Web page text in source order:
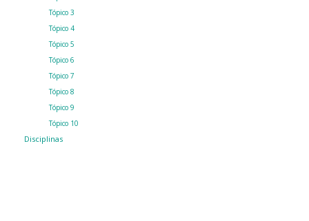
Tópico 3
Tópico 4
Tópico 5
Tópico 6
Tópico 7
Tópico 8
Tópico 9
Tópico 10
Disciplinas